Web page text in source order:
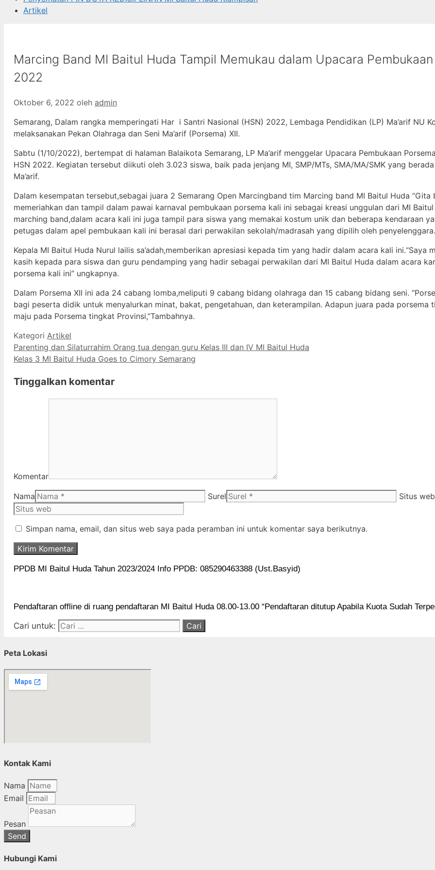
Artikel
Marcing Band MI Baitul Huda Tampil Memukau dalam Upacara
2022
Oktober 6, 2022 oleh admin
Semarang, Dalam rangka memperingati Har i Santri Nasional (HSN) 2022, Lembaga Pendidikan (LP) Ma’arif NU
melaksanakan Pekan Olahraga dan Seni Ma’arif (Porsema) XII.
Sabtu (1/10/2022), bertempat di halaman Balaikota Semarang, LP Ma’arif menggelar Upacara Pembukaan
HSN 2022. Kegiatan tersebut diikuti oleh 3.023 siswa, baik pada jenjang MI, SMP/MTs, SMA/MA/SMK yang
Ma’arif.
Dalam kesempatan tersebut,sebagai juara 2 Semarang Open Marcingband tim Marcing band MI Baitul Huda “Gita
memeriahkan dan tampil dalam pawai karnaval pembukaan porsema kali ini sebagai kreasi unggulan dari MI
marching band,dalam acara kali ini juga tampil para siswa yang memakai kostum unik dan beberapa kendaraan
petugas dalam apel pembukaan kali ini berasal dari perwakilan sekolah/madrasah yang dipilih oleh penyelenggara.
Kepala MI Baitul Huda Nurul lailis sa’adah,memberikan apresiasi kepada tim yang hadir dalam acara kali ini.“Saya
kasih kepada para siswa dan guru pendamping yang hadir sebagai perwakilan dari MI Baitul Huda dalam acara
porsema kali ini” ungkapnya.
Dalam Porsema XII ini ada 24 cabang lomba,meliputi 9 cabang bidang olahraga dan 15 cabang bidang seni.
bagi peserta didik untuk menyalurkan minat, bakat, pengetahuan, dan keterampilan. Adapun juara pada porsema
maju pada Porsema tingkat Provinsi,”Tambahnya.
Kategori Artikel
Parenting dan Silaturrahim Orang tua dengan guru Kelas III dan IV MI Baitul Huda
Kelas 3 MI Baitul Huda Goes to Cimory Semarang
Tinggalkan komentar
Komentar
Nama Surel Situs web
Simpan nama, email, dan situs web saya pada peramban ini untuk komentar saya berikutnya.
PPDB MI Baitul Huda Tahun 2023/2024 Info PPDB: 085290463388 (Ust.Basyid)
Pendaftaran offline di ruang pendaftaran MI Baitul Huda 08.00-13.00 “Pendaftaran ditutup Apabila Kuota Sudah
Cari untuk:
Peta Lokasi
Kontak Kami
Nama
Email
Pesan
Send
Hubungi Kami